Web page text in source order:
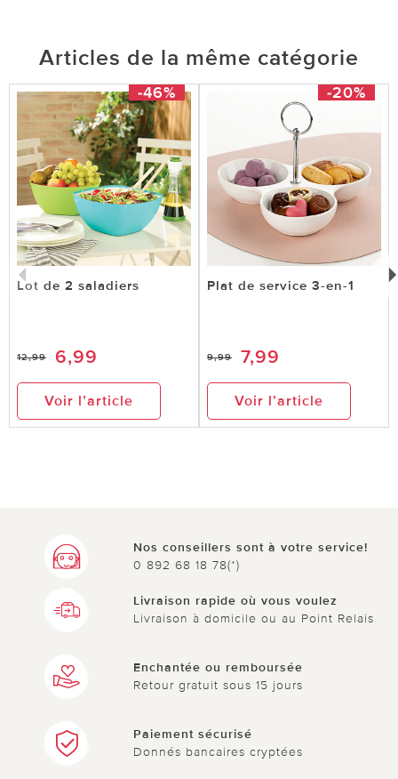
Articles de la même catégorie
-46%
Lot de 2 saladiers
12,99 6,99
Voir l’article
-20%
Plat de service 3-en-1
9,99 7,99
Voir l’article
Nos conseillers sont à votre service!
0 892 68 18 78(*)
Livraison rapide où vous voulez
Livraison à domicile ou au Point Relais
Enchantée ou remboursée
Retour gratuit sous 15 jours
Paiement sécurisé
Donnés bancaires cryptées